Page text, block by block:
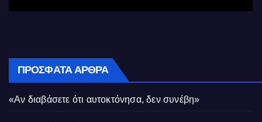
ΠΡΌΣΦΑΤΑ ΆΡΘΡΑ
«Αν διαβάσετε ότι αυτοκτόνησα, δεν συνέβη»